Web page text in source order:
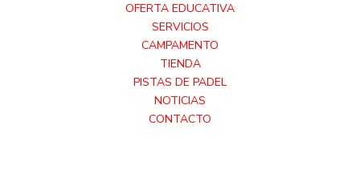
OFERTA EDUCATIVA
SERVICIOS
CAMPAMENTO
TIENDA
PISTAS DE PADEL
NOTICIAS
CONTACTO